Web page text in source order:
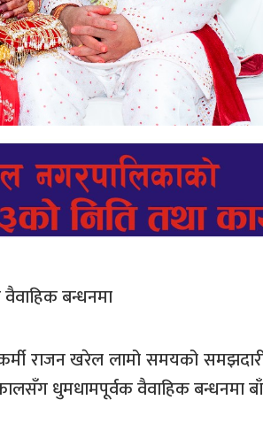
बन्धनमा
राजन खरेल लामो समयको
धुमधामपूर्वक वैवाहिक बन्धनमा